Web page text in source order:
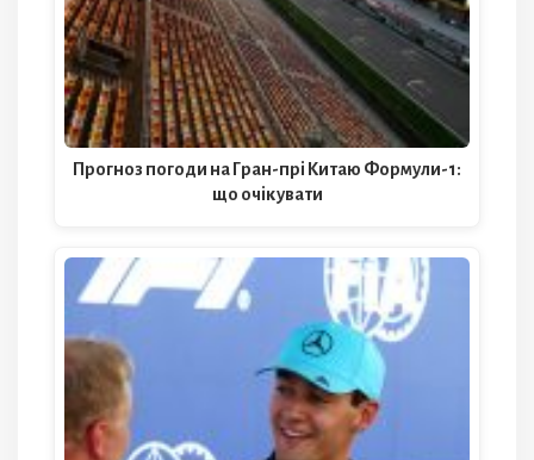
Прогноз погоди на Гран-прі Китаю Формули-1:
що очікувати